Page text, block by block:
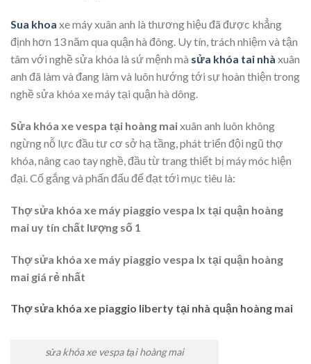
Sua khoa xe máy xuân anh là thương hiệu đã được khẳng
định hơn 13 năm qua quận hà đông. Uy tín, trách nhiệm và tận
tâm với nghề sửa khóa là sứ mệnh mà sửa khóa tai nhà xuân
anh đã làm và đang làm và luôn hướng tới sự hoàn thiện trong
nghề sửa khóa xe máy tại quận hà dông.
Sửa khóa xe vespa tại hoàng maixuân anh luôn không
ngừng nỗ lực đầu tư cơ sở hạ tầng, phát triển đội ngũ thợ
khóa, nâng cao tay nghề, đầu từ trang thiết bị máy móc hiện
đại. Cố gắng và phấn đấu để đạt tới mục tiêu là:
Thợ sửa khóa xe máy piaggio vespa lx tại quận hoàng
mai uy tín chất lượng số 1
Thợ sửa khóa xe máy piaggio vespa lx tại quận hoàng
mai giá rẻ nhất
Thợ sửa khóa xe piaggio liberty tại nhà quận hoàng mai
sửa khóa xe vespa tại hoàng mai